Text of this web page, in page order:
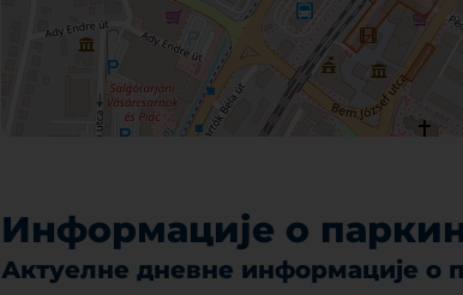
Информације о
Актуелне дневне информације о